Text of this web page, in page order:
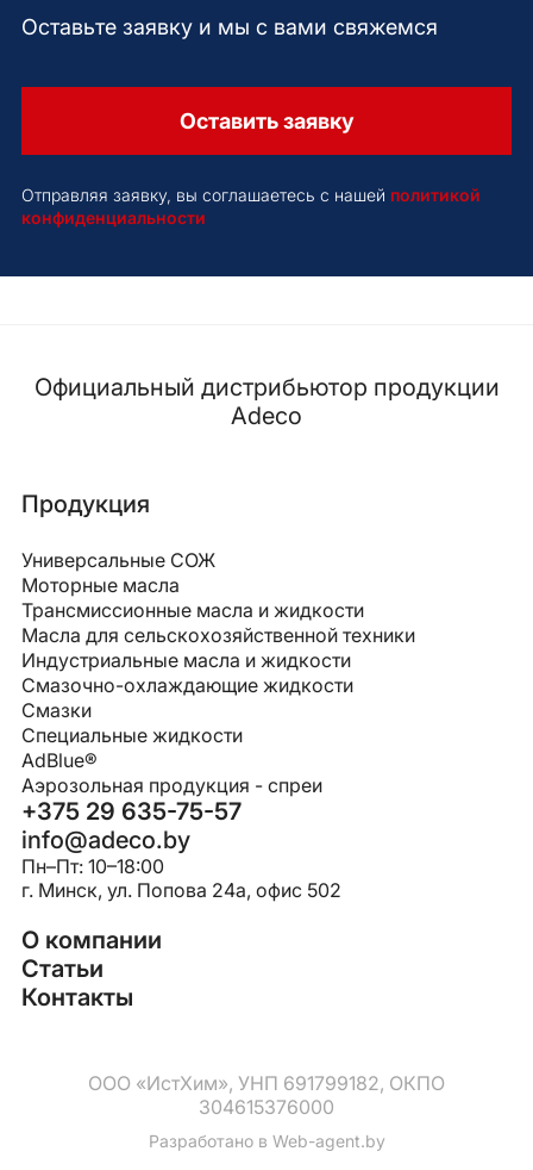
Оставьте заявку и мы с вами свяжемся
Оставить заявку
Отправляя заявку, вы соглашаетесь с нашей политикой
конфиденциальности
Официальный дистрибьютор продукции
Adeco
Продукция
Универсальные СОЖ
Моторные масла
Трансмиссионные масла и жидкости
Масла для сельскохозяйственной техники
Индустриальные масла и жидкости
Смазочно-охлаждающие жидкости
Смазки
Специальные жидкости
AdBlue®
Аэрозольная продукция - спреи
+375 29 635-75-57
info@adeco.by
Пн–Пт: 10–18:00
г. Минск, ул. Попова 24a, офис 502
О компании
Статьи
Контакты
ООО «ИстХим», УНП 691799182, ОКПО
304615376000
Разработано в Web-agent.by